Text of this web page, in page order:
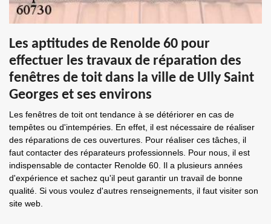
Les aptitudes de Renolde 60 pour
effectuer les travaux de réparation des
fenêtres de toit dans la ville de Ully Saint
Georges et ses environs
Les fenêtres de toit ont tendance à se détériorer en cas de
tempêtes ou d'intempéries. En effet, il est nécessaire de réaliser
des réparations de ces ouvertures. Pour réaliser ces tâches, il
faut contacter des réparateurs professionnels. Pour nous, il est
indispensable de contacter Renolde 60. Il a plusieurs années
d'expérience et sachez qu'il peut garantir un travail de bonne
qualité. Si vous voulez d'autres renseignements, il faut visiter son
site web.